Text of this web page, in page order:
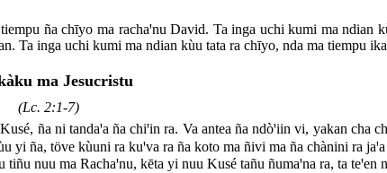
ña chīyo ma rachaꞌnu David. Ta inga uchi kumi ma ndian
Ta inga uchi kumi ma ndian kùu tata ra chīyo, nda ma tiempu
ma Jesucristu
(Lc. 2:1-7)
ña ni tandaꞌa ña chiꞌin ra. Va antea ña ndòꞌiin vi, yakan cha
yi ña, töve kùuni ra kuꞌva ra ña koto ma ñivi ma ña chànini ra
nuu ma Rachaꞌnu, kēta yi nuu Kusé tañu ñumaꞌna ra, ta teꞌen